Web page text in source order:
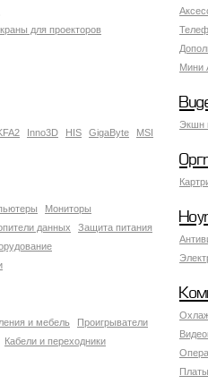
Мини
для проекторов
Экшн
Inno3D HIS GigaByte
MSI
Мониторы
данных
Защита питания
и мебель
Проигрыватели
Кабели и переходники